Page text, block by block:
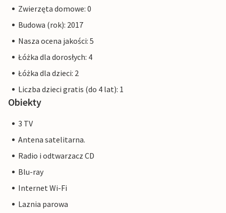
rodziny dostępne są również place zabaw, wypożyczalnia
rowerów, Ostseestation (akwarium i wystawa Morza
Bałtyckiego) oraz statek-muzeum Passat.
Priwall to około trzykilometrowy półwysep między
Morzem Bałtyckim a rzeką Trave we wschodniej części
Szlezwiku-Holsztynu, który od 1226 roku należy do Lubeki.
Zabawa na plaży, pływanie, sporty wodne i przygoda tuż
za progiem domu wakacyjnego.
Zdjęcia mieszkań są przykładami zakwaterowania.
Wyposażenie jest porównywalne, ale niekoniecznie w 100%
Inne mieszkania w tej willi na wydmie: DTR093-097.
Zwierzęta domowe: 0
Budowa (rok): 2017
Nasza ocena jakości: 5
Łóżka dla dorosłych: 4
Łóżka dla dzieci: 2
Liczba dzieci gratis (do 4 lat): 1
Obiekty
3 TV
Antena satelitarna.
Radio i odtwarzacz CD
Blu-ray
Internet Wi-Fi
Laznia parowa